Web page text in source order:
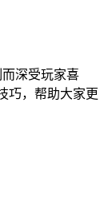
深受玩家喜
巧，帮助大家更